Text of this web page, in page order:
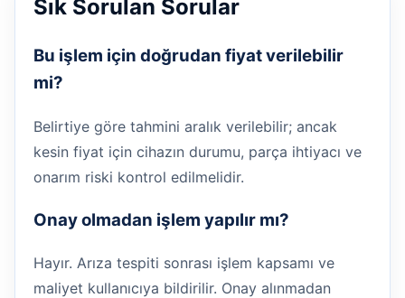
Sık Sorulan Sorular
Bu işlem için doğrudan fiyat verilebilir
mi?
Belirtiye göre tahmini aralık verilebilir; ancak
kesin fiyat için cihazın durumu, parça ihtiyacı ve
onarım riski kontrol edilmelidir.
Onay olmadan işlem yapılır mı?
Hayır. Arıza tespiti sonrası işlem kapsamı ve
maliyet kullanıcıya bildirilir. Onay alınmadan